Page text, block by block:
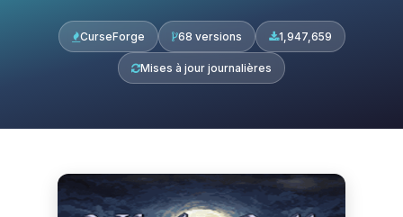
CurseForge 68 versions 1,947,659
Mises à jour journalières